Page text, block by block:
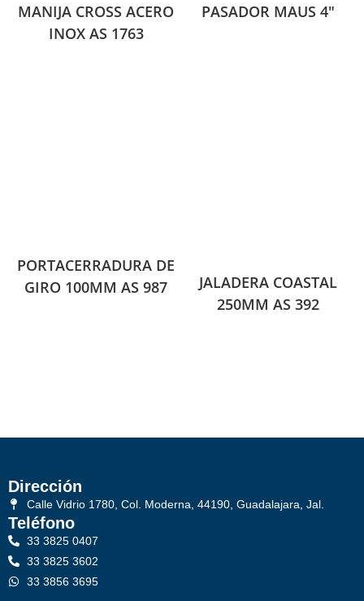
MANIJA CROSS ACERO
INOX AS 1763
PASADOR MAUS 4″
PORTACERRADURA DE
GIRO 100MM AS 987
JALADERA COASTAL
250MM AS 392
Dirección
Calle Vidrio 1780, Col. Moderna, 44190, Guadalajara, Jal.
Teléfono
33 3825 0407
33 3825 3602
33 3856 3695